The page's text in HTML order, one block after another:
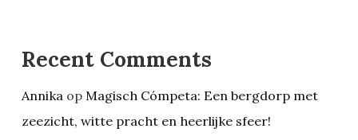
Recent Comments
Annika op Magisch Cómpeta: Een bergdorp met
zeezicht, witte pracht en heerlijke sfeer!